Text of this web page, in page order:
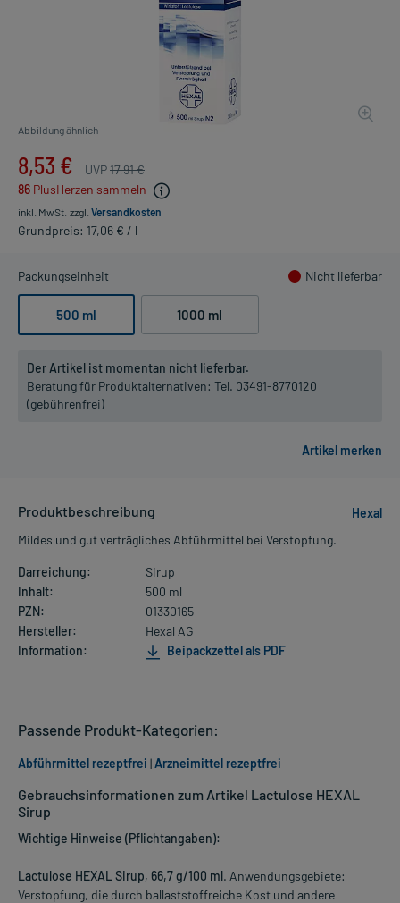
Abbildung ähnlich
8,53 € UVP17,91 €
86 PlusHerzen sammeln
inkl. MwSt. zzgl. Versandkosten
Grundpreis: 17,06 € / l
Packungseinheit Nicht lieferbar
500 ml 1000 ml
Der Artikel ist momentan nicht lieferbar.
Beratung für Produktalternativen: Tel. 03491-8770120
(gebührenfrei)
Produktbeschreibung
Hexal
Mildes und gut verträgliches Abführmittel bei Verstopfung.
Darreichung:
Sirup
Inhalt:
500 ml
PZN:
01330165
Hersteller:
Hexal AG
Information:
Beipackzettel als PDF
Gebrauchsinformationen zum Artikel Lactulose HEXAL
Sirup
Wichtige Hinweise (Pflichtangaben):
Lactulose HEXAL Sirup, 66,7 g/100 ml. Anwendungsgebiete:
Verstopfung, die durch ballaststoffreiche Kost und andere
Passende Produkt-Kategorien:
Abführmittel rezeptfrei |Arzneimittel rezeptfrei